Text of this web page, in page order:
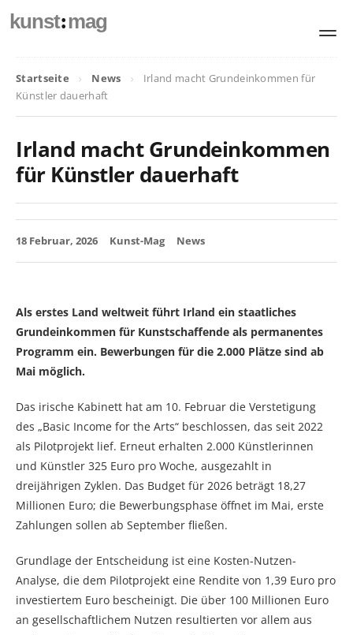
kunst:mag
Startseite News
Irland macht Grundeinkommen für
Künstler dauerhaft
Irland macht Grundeinkommen
für Künstler dauerhaft
18 Februar, 2026 Kunst-Mag News
Als erstes Land weltweit führt Irland ein staatliches
Grundeinkommen für Kunstschaffende als permanentes
Programm ein. Bewerbungen für die 2.000 Plätze sind ab
Mai möglich.
Das irische Kabinett hat am 10. Februar die Verstetigung
des „Basic Income for the Arts“ beschlossen, das seit 2022
als Pilotprojekt lief. Erneut erhalten 2.000 Künstlerinnen
und Künstler 325 Euro pro Woche, ausgezahlt in
dreijährigen Zyklen. Das Budget für 2026 beträgt 18,27
Millionen Euro; die Bewerbungsphase öffnet im Mai, erste
Zahlungen sollen ab September fließen.
Grundlage der Entscheidung ist eine Kosten-Nutzen-
Analyse, die dem Pilotprojekt eine Rendite von 1,39 Euro pro
investiertem Euro bescheinigt. Die über 100 Millionen Euro
an gesellschaftlichem Nutzen resultierten vor allem aus